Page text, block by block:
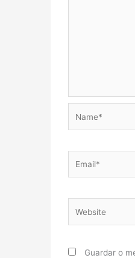
Guardar o